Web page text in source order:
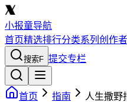
小报童导航
首页精选排行分类系列 创作者
搜索F 提交专栏
首页 指南 人生撒野